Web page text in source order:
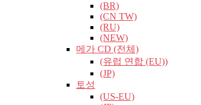
(BR)
(CN TW)
(RU)
(NEW)
메가 CD (전체)
(유럽​​ 연합 (EU))
(JP)
토성
(US-EU)